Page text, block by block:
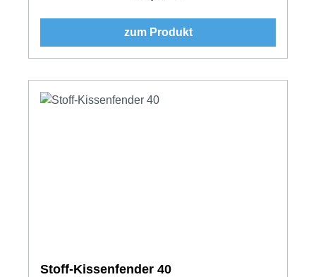
zum Produkt
Stoff-Kissenfender 40